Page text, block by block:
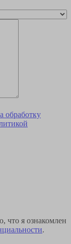
обработку
что я ознакомлен
.